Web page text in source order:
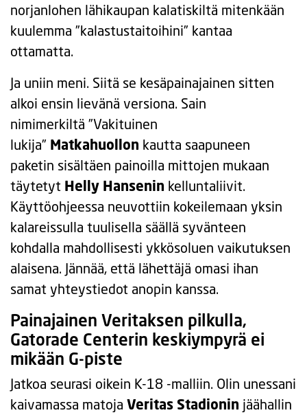
norjanlohen lähikaupan kalatiskiltä mitenkään
kuulemma ”kalastustaitoihini” kantaa
ottamatta.
Ja uniin meni. Siitä se kesäpainajainen sitten
alkoi ensin lievänä versiona. Sain
nimimerkiltä ”Vakituinen
lukija” Matkahuollon kautta saapuneen
paketin sisältäen painoilla mittojen mukaan
täytetyt Helly Hansenin kelluntaliivit.
Käyttöohjeessa neuvottiin kokeilemaan yksin
kalareissulla tuulisella säällä syvänteen
kohdalla mahdollisesti ykkösoluen vaikutuksen
alaisena. Jännää, että lähettäjä omasi ihan
samat yhteystiedot anopin kanssa.
Painajainen Veritaksen pilkulla,
Gatorade Centerin keskiympyrä ei
mikään G-piste
Jatkoa seurasi oikein K-18 -malliin. Olin unessani
kaivamassa matoja Veritas Stadionin jäähallin